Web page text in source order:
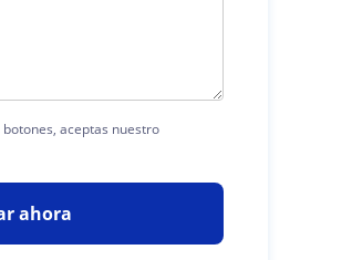
aceptas nuestro
ahora